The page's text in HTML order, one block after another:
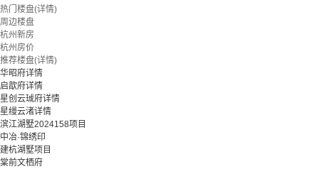
热门楼盘(详情)
周边楼盘
杭州新房
杭州房价
推荐楼盘(详情)
华昭府详情
启歆府详情
星创云珹府详情
星缦云渚详情
滨江湖墅2024158项目
中冶·锦绣印
建杭湖墅项目
棠前文栖府